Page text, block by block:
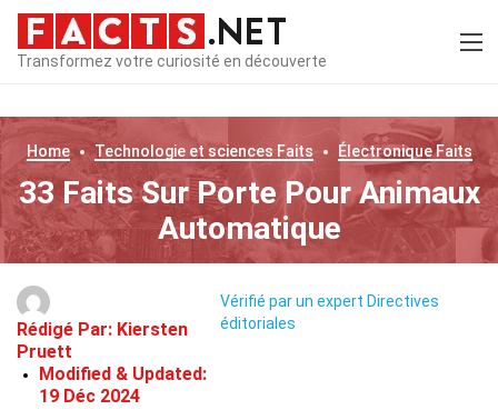
Transformez votre curiosité en découverte
Home Technologie et sciences Faits ÉlectroniqueFaits
33 Faits Sur Porte Pour Animaux
Automatique
Rédigé Par: Kiersten
Pruett
Modified & Updated:
19 Déc 2024
Vérifié par un expert Directives
éditoriales